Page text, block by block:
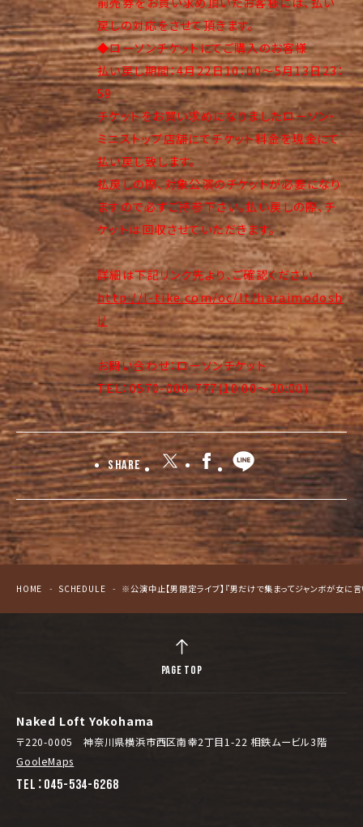
戻しの対応をさせて頂きます。
◆ローソンチケットにてご購入のお客様
払い戻し期間：4月22日10：00～5月13日23：
59
チケットをお買い求めになりましたローソン・
ミニストップ店舗にてチケット料金を現金にて
払い戻し致します。
払戻しの際、対象公演のチケットが必要になり
ますので必ずご持参下さい。払い戻しの際、チ
ケットは回収させていただきます。
詳細は下記リンク先より、ご確認ください
http://l-tike.com/oc/lt/haraimodosh
i/
お問い合わせ：ローソンチケット
TEL：0570-000-777(10:00～20:00)
Share
HOME SCHEDULE ※公演中止【男限定ライブ】『男だけで集まってジャンボが女に
Naked Loft Yokohama
〒220-0005 神奈川県横浜市西区南幸2丁目1-22 相鉄ムービル3階
GooleMaps
TEL：045-534-6268
PAGE TOP